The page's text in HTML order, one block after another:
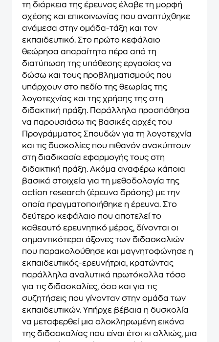
τη διάρκεια της έρευνας έλαβε τη μορφή
σχέσης και επικοινωνίας που αναπτύχθηκε
ανάμεσα στην ομάδα-τάξη και τον
εκπαιδευτικό. Στο πρώτο κεφάλαιο
θεώρησα απαραίτητο πέρα από τη
διατύπωση της υπόθεσης εργασίας να
δώσω και τους προβληματισμούς που
υπάρχουν στο πεδίο της θεωρίας της
λογοτεχνίας και της χρήσης της στη
διδακτική πράξη. Παράλληλα προσπάθησα
να παρουσιάσω τις βασικές αρχές του
Προγράμματος Σπουδών για τη λογοτεχνία
και τις δυσκολίες που πιθανόν ανακύπτουν
στη διαδικασία εφαρμογής τους στη
διδακτική πράξη. Ακόμα αναφέρω κάποια
βασικά στοιχεία για τη μεθοδολογία της
action research (έρευνα δράσης) με την
οποία πραγματοποιήθηκε η έρευνα. Στο
δεύτερο κεφάλαιο που αποτελεί το
καθεαυτό ερευνητικό μέρος, δίνονται οι
σημαντικότεροι άξονες των διδασκαλιών
που παρακολούθησε και μαγνητοφώνησε η
εκπαιδευτικός-ερευνήτρια, κρατώντας
παράλληλα αναλυτικά πρωτόκολλα τόσο
για τις διδασκαλίες, όσο και για τις
συζητήσεις που γίνονταν στην ομάδα των
εκπαιδευτικών. Υπήρχε βέβαια η δυσκολία
να μεταφερθεί μια ολοκληρωμένη εικόνα
της διδασκαλίας που είναι έτσι κι αλλιώς, μια